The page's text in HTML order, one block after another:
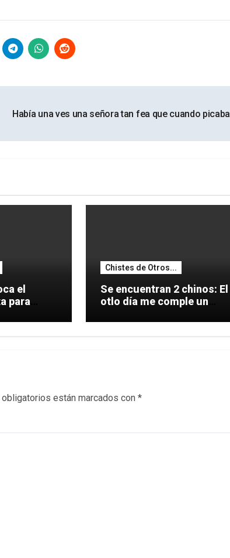
Había una ves una señora tan fea que cuando picaba
el
para
Chistes de Otros...
Se encuentran 2 chinos: El
otlo día me comple un
están marcados con *